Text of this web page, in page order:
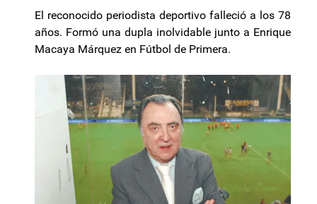
El reconocido periodista deportivo falleció a los 78
años. Formó una dupla inolvidable junto a Enrique
Macaya Márquez en Fútbol de Primera.